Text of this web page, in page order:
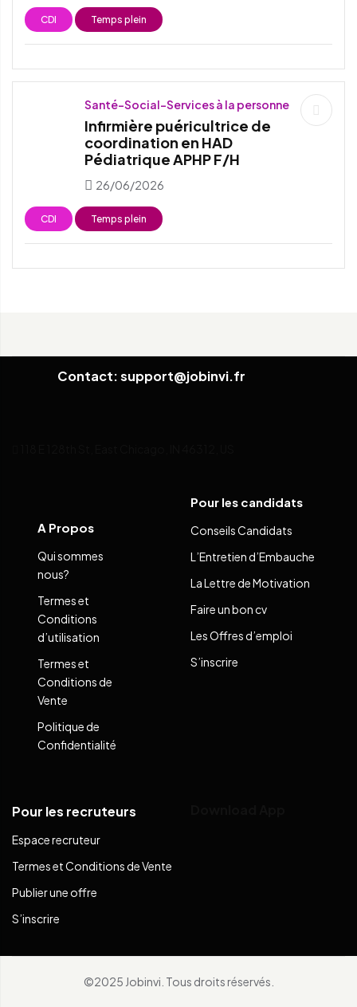
CDI Temps plein
Santé-Social-Services à la personne
Infirmière puéricultrice de
coordination en HAD
Pédiatrique APHP F/H
26/06/2026
CDI Temps plein
Contact: support@jobinvi.fr
A Propos
Qui sommes
nous?
Termes et
Conditions
d’utilisation
Termes et
Conditions de
Vente
Politique de
Confidentialité
Pour les candidats
Conseils Candidats
L’Entretien d’Embauche
La Lettre de Motivation
Faire un bon cv
Les Offres d’emploi
S’inscrire
Pour les recruteurs
Espace recruteur
Termes et Conditions de Vente
Publier une offre
S’inscrire
©2025 Jobinvi. Tous droits réservés.